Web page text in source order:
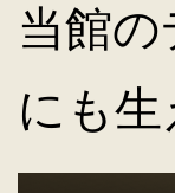
ッ
プ
当館
にも生